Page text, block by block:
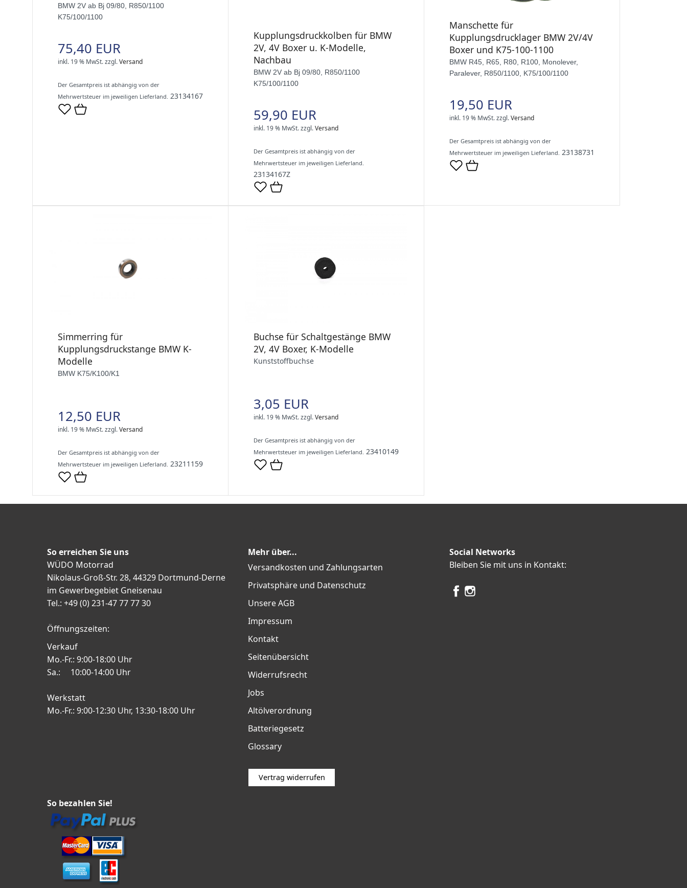
BMW 2V ab Bj 09/80, R850/1100
K75/100/1100
75,40 EUR
inkl. 19 % MwSt.zzgl.Versand
Der Gesamtpreis ist abhängig von der
Mehrwertsteuer im jeweiligen Lieferland. 23134167
Kupplungsdruckkolben für BMW
2V, 4V Boxer u. K-Modelle,
Nachbau
BMW 2V ab Bj 09/80, R850/1100
K75/100/1100
59,90 EUR
inkl. 19 % MwSt.zzgl.Versand
Der Gesamtpreis ist abhängig von der
Mehrwertsteuer im jeweiligen Lieferland.
23134167Z
Manschette für
Kupplungsdrucklager BMW 2V/4V
Boxer und K75-100-1100
BMW R45, R65, R80, R100, Monolever,
Paralever, R850/1100, K75/100/1100
19,50 EUR
inkl. 19 % MwSt.zzgl.Versand
Der Gesamtpreis ist abhängig von der
Mehrwertsteuer im jeweiligen Lieferland. 23138731
Simmerring für
Kupplungsdruckstange BMW K-
Modelle
BMW K75/K100/K1
12,50 EUR
inkl. 19 % MwSt.zzgl.Versand
Der Gesamtpreis ist abhängig von der
Mehrwertsteuer im jeweiligen Lieferland. 23211159
Buchse für Schaltgestänge BMW
2V, 4V Boxer, K-Modelle
Kunststoffbuchse
3,05 EUR
inkl. 19 % MwSt.zzgl.Versand
Der Gesamtpreis ist abhängig von der
Mehrwertsteuer im jeweiligen Lieferland. 23410149
So erreichen Sie uns
WÜDO Motorrad
Nikolaus-Groß-Str. 28, 44329 Dortmund-Derne
im Gewerbegebiet Gneisenau
Tel.: +49 (0) 231-47 77 77 30
Öffnungszeiten:
Verkauf
Mo.-Fr.: 9:00-18:00 Uhr
Sa.: 10:00-14:00 Uhr
Werkstatt
Mo.-Fr.: 9:00-12:30 Uhr, 13:30-18:00 Uhr
Mehr über...
Versandkosten und Zahlungsarten
Privatsphäre und Datenschutz
Unsere AGB
Impressum
Kontakt
Seitenübersicht
Widerrufsrecht
Jobs
Altölverordnung
Batteriegesetz
Glossary
Vertrag widerrufen
Social Networks
Bleiben Sie mit uns in Kontakt:
So bezahlen Sie!